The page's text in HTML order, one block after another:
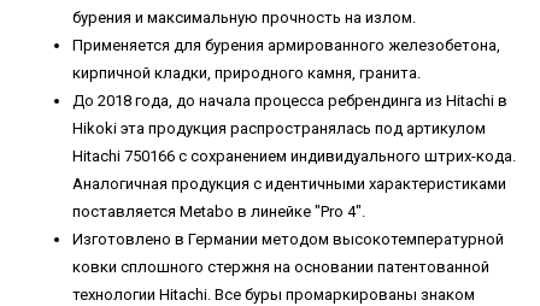
бурения и максимальную прочность на излом.
Применяется для бурения армированного железобетона,
кирпичной кладки, природного камня, гранита.
До 2018 года, до начала процесса ребрендинга из Hitachi в
Hikoki эта продукция распространялась под артикулом
Hitachi 750166 с сохранением индивидуального штрих-кода.
Аналогичная продукция с идентичными характеристиками
поставляется Metabo в линейке "Pro 4".
Изготовлено в Германии методом высокотемпературной
ковки сплошного стержня на основании патентованной
технологии Hitachi. Все буры промаркированы знаком